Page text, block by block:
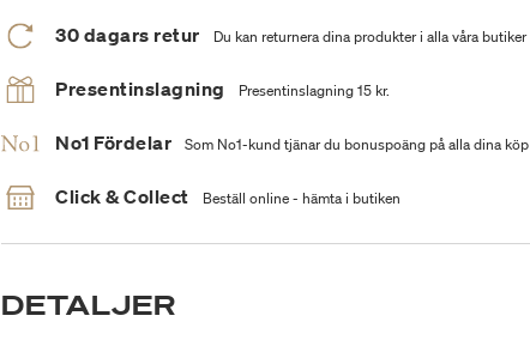
30 dagars retur Du kan returnera dina produkter i alla våra butiker
Presentinslagning Presentinslagning 15 kr.
No1 Fördelar Som No1-kund tjänar du bonuspoäng på alla dina köp
Click & Collect Beställ online - hämta i butiken
DETALJER